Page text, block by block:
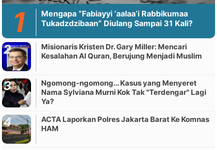
Mengapa “Fabiayyi ‘aalaa’i Rabbikumaa
Tukadzdzibaan” Diulang Sampai 31 Kali?
Misionaris Kristen Dr. Gary Miller: Mencari
Kesalahan Al Quran, Berujung Menjadi Muslim
Ngomong-ngomong... Kasus yang Menyeret
Nama Sylviana Murni Kok Tak "Terdengar" Lagi
Ya?
ACTA Laporkan Polres Jakarta Barat Ke Komnas
HAM